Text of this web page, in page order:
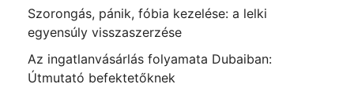
Szorongás, pánik, fóbia kezelése: a lelki
egyensúly visszaszerzése
Az ingatlanvásárlás folyamata Dubaiban:
Útmutató befektetőknek